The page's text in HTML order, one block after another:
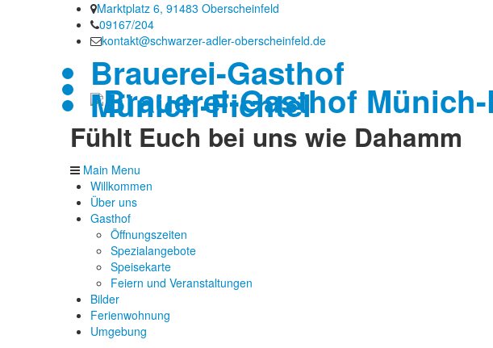
Marktplatz 6, 91483 Oberscheinfeld
09167/204
kontakt@schwarzer-adler-oberscheinfeld.de
Brauerei-Gasthof
Münich-Fichtel
Fühlt Euch bei uns wie Dahamm
Main Menu
Willkommen
Über uns
Gasthof
Öffnungszeiten
Spezialangebote
Speisekarte
Feiern und Veranstaltungen
Bilder
Ferienwohnung
Umgebung